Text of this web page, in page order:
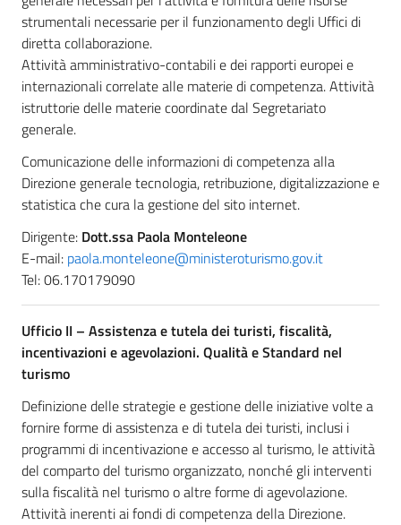
strumentali necessarie per il funzionamento degli Uffici di
diretta collaborazione.
Attività amministrativo-contabili e dei rapporti europei e
internazionali correlate alle materie di competenza. Attività
istruttorie delle materie coordinate dal Segretariato
generale.
Comunicazione delle informazioni di competenza alla
Direzione generale tecnologia, retribuzione, digitalizzazione e
statistica che cura la gestione del sito internet.
Dirigente: Dott.ssa Paola Monteleone
E-mail: paola.monteleone@ministeroturismo.gov.it
Tel: 06.170179090
Ufficio II – Assistenza e tutela dei turisti, fiscalità,
incentivazioni e agevolazioni. Qualità e Standard nel
turismo
Definizione delle strategie e gestione delle iniziative volte a
fornire forme di assistenza e di tutela dei turisti, inclusi i
programmi di incentivazione e accesso al turismo, le attività
del comparto del turismo organizzato, nonché gli interventi
sulla fiscalità nel turismo o altre forme di agevolazione.
Attività inerenti ai fondi di competenza della Direzione.